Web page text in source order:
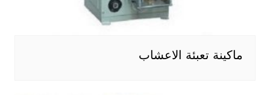
ماكينة تعبئة الاعشاب